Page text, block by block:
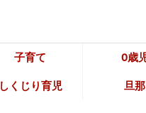
子育て 0歳
しくじり育児 旦那